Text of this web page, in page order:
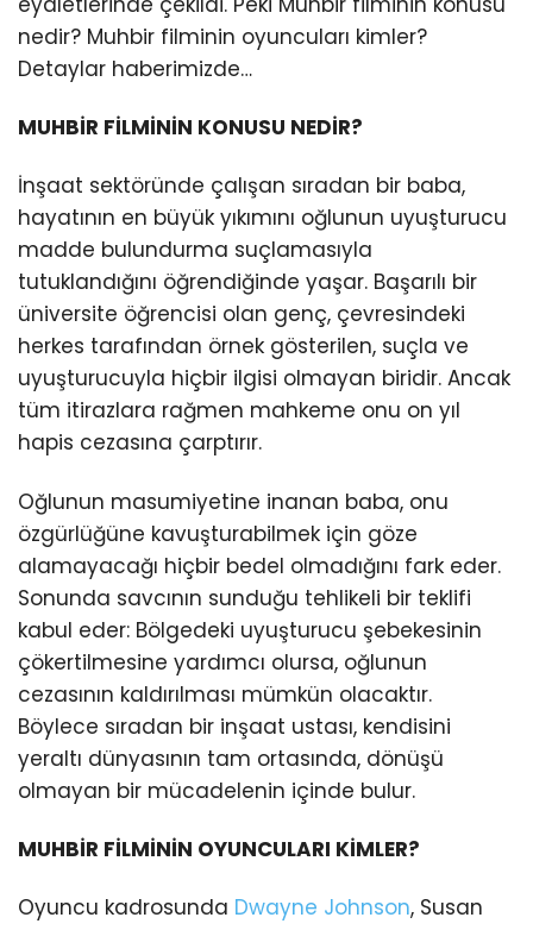
nedir? Muhbir filminin oyuncuları kimler?
Detaylar haberimizde…
MUHBİR FİLMİNİN KONUSU NEDİR?
İnşaat sektöründe çalışan sıradan bir baba,
hayatının en büyük yıkımını oğlunun uyuşturucu
madde bulundurma suçlamasıyla
tutuklandığını öğrendiğinde yaşar. Başarılı bir
üniversite öğrencisi olan genç, çevresindeki
herkes tarafından örnek gösterilen, suçla ve
uyuşturucuyla hiçbir ilgisi olmayan biridir. Ancak
tüm itirazlara rağmen mahkeme onu on yıl
hapis cezasına çarptırır.
Oğlunun masumiyetine inanan baba, onu
özgürlüğüne kavuşturabilmek için göze
alamayacağı hiçbir bedel olmadığını fark eder.
Sonunda savcının sunduğu tehlikeli bir teklifi
kabul eder: Bölgedeki uyuşturucu şebekesinin
çökertilmesine yardımcı olursa, oğlunun
cezasının kaldırılması mümkün olacaktır.
Böylece sıradan bir inşaat ustası, kendisini
yeraltı dünyasının tam ortasında, dönüşü
olmayan bir mücadelenin içinde bulur.
MUHBİR FİLMİNİN OYUNCULARI KİMLER?
Oyuncu kadrosunda Dwayne Johnson, Susan